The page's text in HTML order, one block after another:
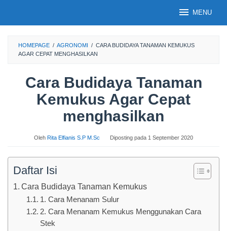
MENU
HOMEPAGE / AGRONOMI / CARA BUDIDAYA TANAMAN KEMUKUS
AGAR CEPAT MENGHASILKAN
Cara Budidaya Tanaman
Kemukus Agar Cepat
menghasilkan
Oleh Rita Elfianis S.P M.Sc Diposting pada 1 September 2020
Daftar Isi
Cara Budidaya Tanaman Kemukus
1. Cara Menanam Sulur
2. Cara Menanam Kemukus Menggunakan Cara
Stek